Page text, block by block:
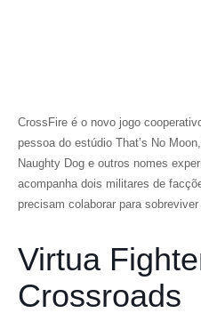
CrossFire é o novo jogo
pessoa do estúdio That’s No
Naughty Dog e outros nomes
acompanha dois militares de
precisam colaborar para
Virtua
Crossroads